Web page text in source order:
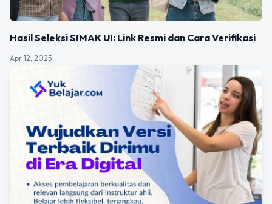
Hasil Seleksi SIMAK UI: Link Resmi dan Cara Verifikasi
Apr 12, 2025